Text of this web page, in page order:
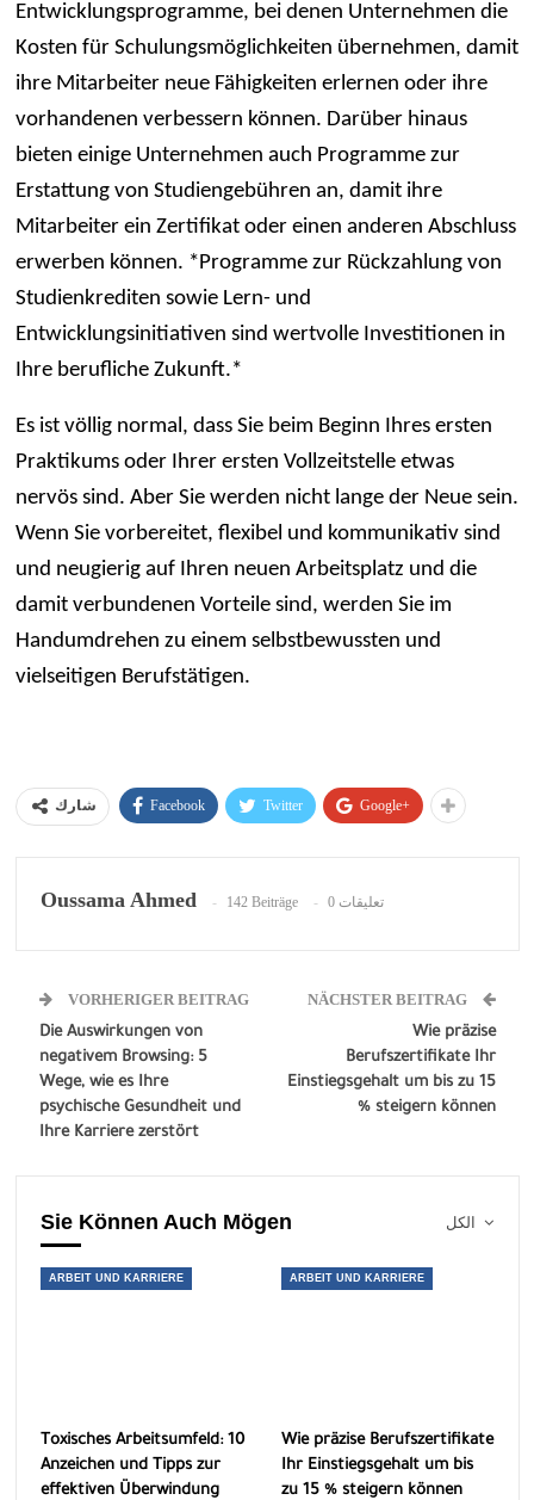
Entwicklungsprogramme, bei denen Unternehmen die
Kosten für Schulungsmöglichkeiten übernehmen, damit
ihre Mitarbeiter neue Fähigkeiten erlernen oder ihre
vorhandenen verbessern können. Darüber hinaus
bieten einige Unternehmen auch Programme zur
Erstattung von Studiengebühren an, damit ihre
Mitarbeiter ein Zertifikat oder einen anderen Abschluss
erwerben können. *Programme zur Rückzahlung von
Studienkrediten sowie Lern- und
Entwicklungsinitiativen sind wertvolle Investitionen in
Ihre berufliche Zukunft.*
Es ist völlig normal, dass Sie beim Beginn Ihres ersten
Praktikums oder Ihrer ersten Vollzeitstelle etwas
nervös sind. Aber Sie werden nicht lange der Neue sein.
Wenn Sie vorbereitet, flexibel und kommunikativ sind
und neugierig auf Ihren neuen Arbeitsplatz und die
damit verbundenen Vorteile sind, werden Sie im
Handumdrehen zu einem selbstbewussten und
vielseitigen Berufstätigen.
شارك Facebook Twitter Google+
Oussama Ahmed 142 Beiträge 0 تعليقات
VORHERIGER BEITRAG
Die Auswirkungen von
negativem Browsing: 5
Wege, wie es Ihre
psychische Gesundheit und
Ihre Karriere zerstört
NÄCHSTER BEITRAG
Wie präzise
Berufszertifikate Ihr
Einstiegsgehalt um bis zu 15
% steigern können
Sie Können Auch Mögen
ARBEIT UND KARRIERE
Toxisches Arbeitsumfeld: 10
Anzeichen und Tipps zur
effektiven Überwindung
ARBEIT UND KARRIERE
Wie präzise Berufszertifikate
Ihr Einstiegsgehalt um bis
zu 15 % steigern können